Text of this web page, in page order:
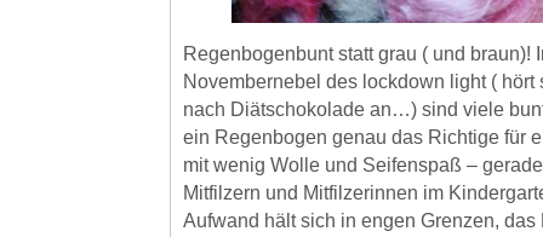
Regenbogenbunt statt grau ( und braun)!
Novembernebel des lockdown light ( hört
nach Diätschokolade an…) sind viele
ein Regenbogen genau das Richtige für
mit wenig Wolle und Seifenspaß –
Mitfilzern und Mitfilzerinnen im
Aufwand hält sich in engen Grenzen, das